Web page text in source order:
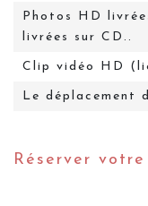
Photos HD
livrées sur CD..
Clip vidéo HD
Le déplacement
Réserver